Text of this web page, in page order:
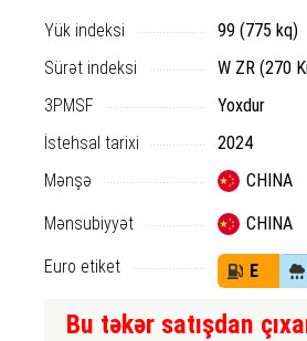
Yük indeksi
99 (775 kq)
Sürət indeksi
W ZR (270
3PMSF
Yoxdur
İstehsal tarixi
2024
Mənşə
CHINA
Mənsubiyyət CHINA
Euro etiket E
Bu təkər satışdan